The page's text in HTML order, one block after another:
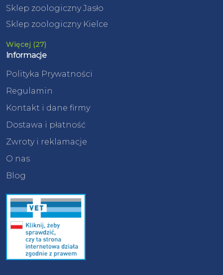
Sklep zoologiczny Jasło
Sklep zoologiczny Kielce
Więcej (27)
Informacje
Polityka Prywatności
Regulamin
Kontakt i dane firmy
Dostawa i płatność
Zwroty i reklamacje
O nas
Blog